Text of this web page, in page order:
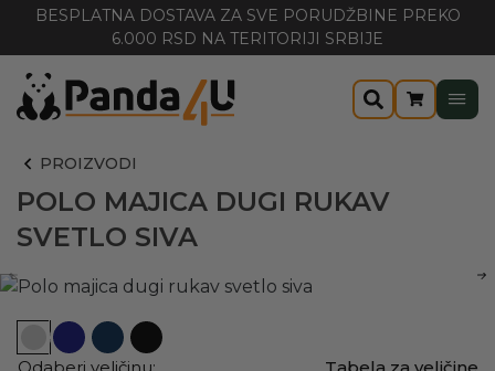
BESPLATNA DOSTAVA ZA SVE PORUDŽBINE PREKO
6.000 RSD NA TERITORIJI SRBIJE
PROIZVODI
POLO MAJICA DUGI RUKAV
SVETLO SIVA